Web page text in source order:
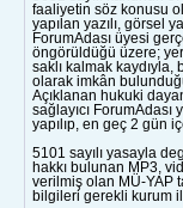
faaliyetin söz konusu
yapılan yazılı, görsel
ForumAdası üyesi
öngörüldüğü üzere;
saklı kalmak
olarak imkân
Açıklanan hukuki
sağlayıcı
yapılıp, en geç 2 gün
5101 sayılı yasayla
hakkı bulunan MP3,
verilmiş olan MÜ-YAP
bilgileri gerekli kurum